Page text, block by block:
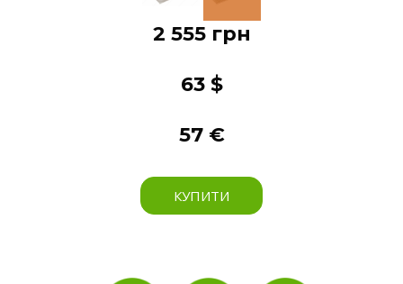
2 555 грн
63 $
57 €
КУПИТИ